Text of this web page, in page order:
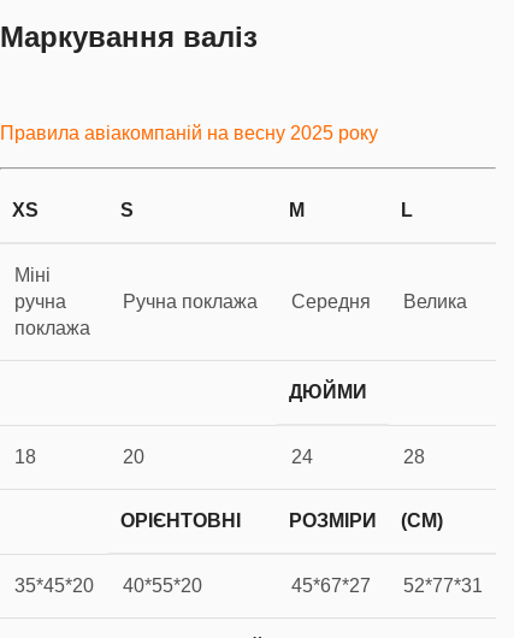
Маркування валіз
Правила авіакомпаній на весну 2025 року
XS S M L
Міні
ручна
поклажа
Ручна поклажа Середня Велика
ДЮЙМИ
18 20 24 28
ОРІЄНТОВНІ РОЗМІРИ (СМ)
35*45*20 40*55*20 45*67*27 52*77*31